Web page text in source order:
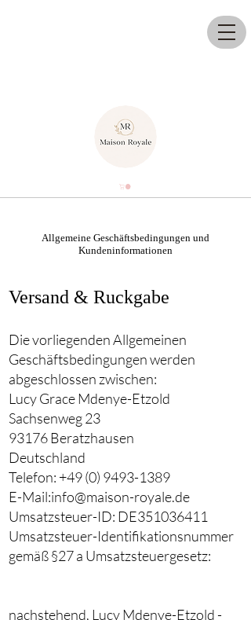
Allgemeine Geschäftsbedingungen und
Kundeninformationen
Versand & Ruckgabe
Die vorliegenden Allgemeinen
Geschäftsbedingungen werden
abgeschlossen zwischen:
Lucy Grace Mdenye-Etzold
Sachsenweg 23
93176 Beratzhausen
Deutschland
Telefon: +49 (0) 9493-1389
E-Mail:info@maison-royale.de
Umsatzsteuer-ID: DE351036411
Umsatzsteuer-Identifikationsnummer
gemäß §27 a Umsatzsteuergesetz:
nachstehend, Lucy Mdenye-Etzold -